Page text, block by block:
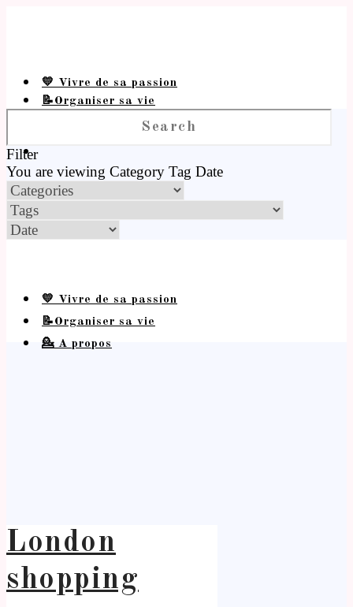
💛 Vivre de sa passion
📝Organiser sa vie
Filter
You are viewing Category Tag Date
💛 Vivre de sa passion
📝Organiser sa vie
💁 A propos
London
shopping